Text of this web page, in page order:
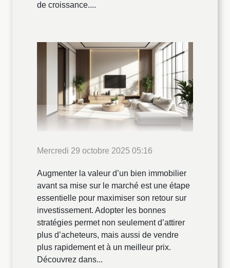
de croissance....
Mercredi 29 octobre 2025 05:16
Augmenter la valeur d’un bien immobilier
avant sa mise sur le marché est une étape
essentielle pour maximiser son retour sur
investissement. Adopter les bonnes
stratégies permet non seulement d’attirer
plus d’acheteurs, mais aussi de vendre
plus rapidement et à un meilleur prix.
Découvrez dans...